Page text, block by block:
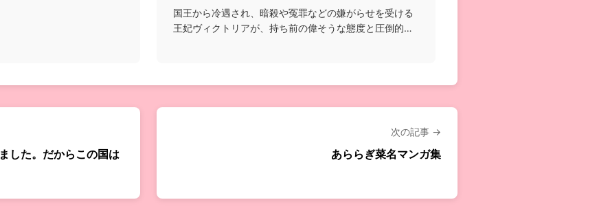
国王から冷遇され、暗殺や冤罪などの嫌がらせを受ける
王妃ヴィクトリアが、持ち前の偉そうな態度と圧倒的な
した。だからこの国は
次の記事 →
あららぎ菜名マンガ集